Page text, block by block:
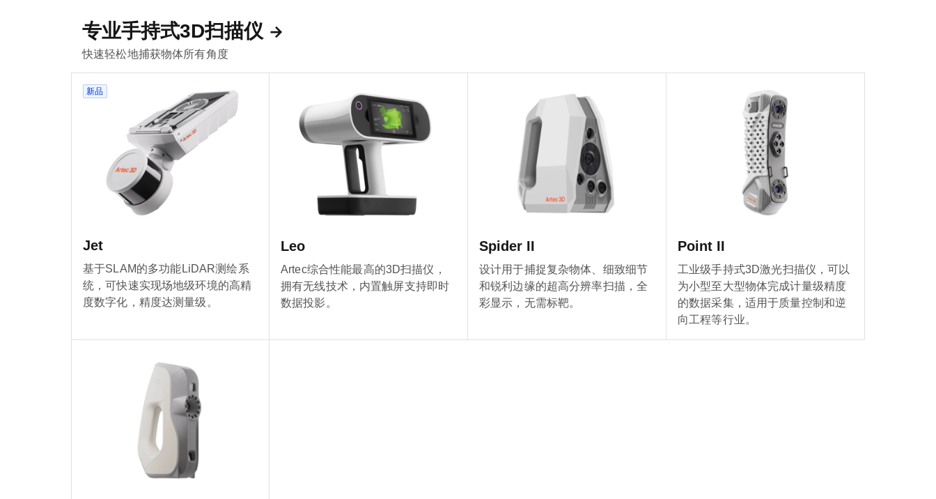
专业手持式3D扫描仪
快速轻松地捕获物体所有角度
新品
Jet
基于SLAM的多功能LiDAR测绘系
统，可快速实现场地级环境的高精
度数字化，精度达测量级。
Leo
Artec综合性能最高的3D扫描仪，
拥有无线技术，内置触屏支持即时
数据投影。
Spider II
设计用于捕捉复杂物体、细致细节
和锐利边缘的超高分辨率扫描，全
彩显示，无需标靶。
Point II
工业级手持式3D激光扫描仪，可以
为小型至大型物体完成计量级精度
的数据采集，适用于质量控制和逆
向工程等行业。